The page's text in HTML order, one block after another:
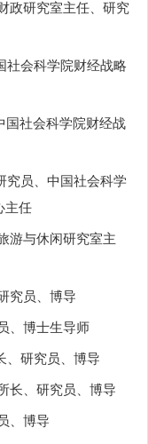
政研究室主任、研究
社会科学院财经战略
国社会科学院财经战
究员、中国社会科学
主任
游与休闲研究室主
究员、博导
、博士生导师
、研究员、博导
长、研究员、博导
、博导